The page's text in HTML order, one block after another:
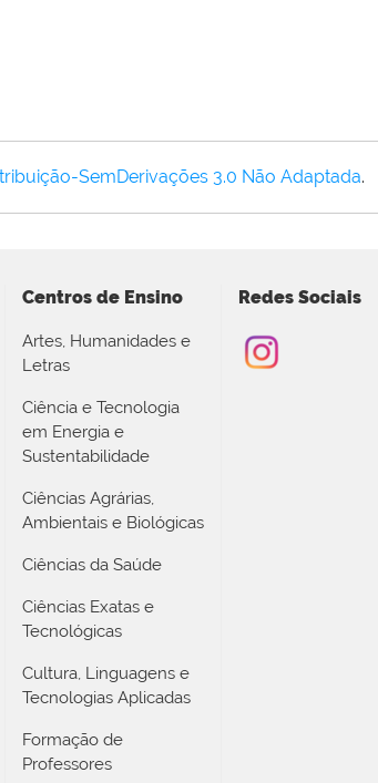
SemDerivações 3.0 Não Adaptada.
Centros de Ensino
Artes, Humanidades e
Letras
Ciência e Tecnologia
em Energia e
Sustentabilidade
Ciências Agrárias,
Ambientais e Biológicas
Ciências da Saúde
Ciências Exatas e
Tecnológicas
Cultura, Linguagens e
Tecnologias Aplicadas
Formação de
Professores
Redes Sociais